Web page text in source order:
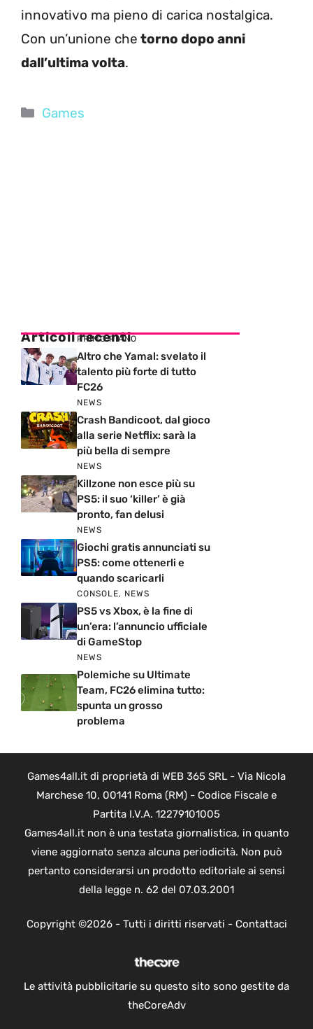
innovativo ma pieno di carica nostalgica.
Con un’unione che torno dopo anni
dall’ultima volta.
Categorie
Games
Articoli recenti
PRIMO PIANO
Altro che Yamal: svelato il
talento più forte di tutto
FC26
NEWS
Crash Bandicoot, dal gioco
alla serie Netflix: sarà la
più bella di sempre
NEWS
Killzone non esce più su
PS5: il suo ‘killer’ è già
pronto, fan delusi
NEWS
Giochi gratis annunciati su
PS5: come ottenerli e
quando scaricarli
CONSOLE, NEWS
PS5 vs Xbox, è la fine di
un’era: l’annuncio ufficiale
di GameStop
NEWS
Polemiche su Ultimate
Team, FC26 elimina tutto:
spunta un grosso
problema
Games4all.it di proprietà di WEB 365 SRL - Via Nicola
Marchese 10, 00141 Roma (RM) - Codice Fiscale e
Partita I.V.A. 12279101005
Games4all.it non è una testata giornalistica, in quanto
viene aggiornato senza alcuna periodicità. Non può
pertanto considerarsi un prodotto editoriale ai sensi
della legge n. 62 del 07.03.2001
Copyright ©2026 - Tutti i diritti riservati - Contattaci
Le attività pubblicitarie su questo sito sono gestite da
theCoreAdv